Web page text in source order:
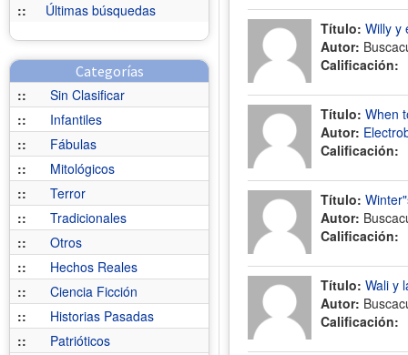
::
Últimas búsquedas
Categorías
::
Sin Clasificar
::
Infantiles
::
Fábulas
::
Mitológicos
::
Terror
::
Tradicionales
::
Otros
::
Hechos Reales
::
Ciencia Ficción
::
Historias Pasadas
::
Patrióticos
Título: Willy y
Autor:
Calificación:
Título: When
Autor:
Calificación:
Título:
Autor:
Calificación:
Título: Wali y
Autor:
Calificación: